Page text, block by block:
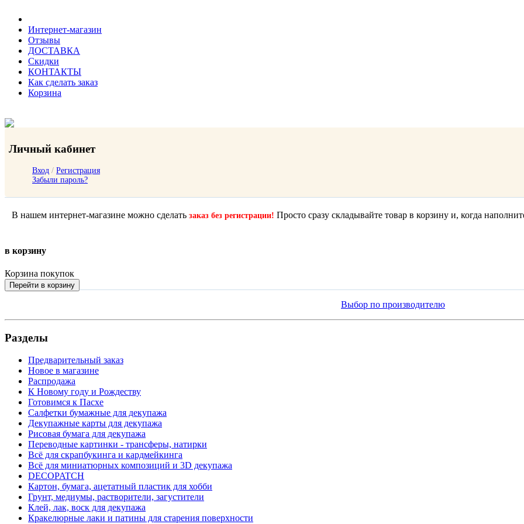
Интернет-магазин
Отзывы
ДОСТАВКА
Скидки
КОНТАКТЫ
Как сделать заказ
Корзина
Личный кабинет
Вход / Регистрация
Забыли пароль?
В нашем интернет-магазине можно сделать заказ без регистрации! Просто сразу складывайте товар в корзину и, когда
в корзину
Корзина покупок
Перейти в корзину
Выбор по производителю
Разделы
Предварительный заказ
Новое в магазине
Распродажа
К Новому году и Рождеству
Готовимся к Пасхе
Салфетки бумажные для декупажа
Декупажные карты для декупажа
Рисовая бумага для декупажа
Переводные картинки - трансферы, натирки
Всё для скрапбукинга и кардмейкинга
Всё для миниатюрных композиций и 3D декупажа
DECOPATCH
Картон, бумага, ацетатный пластик для хобби
Грунт, медиумы, растворители, загустители
Клей, лак, воск для декупажа
Кракелюрные лаки и патины для старения поверхности